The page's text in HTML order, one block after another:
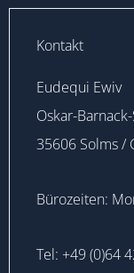
Kontakt
Eudequi Ewiv
Oskar-
35606 Solms /
Bürozeiten:
Tel: +49 (0)64